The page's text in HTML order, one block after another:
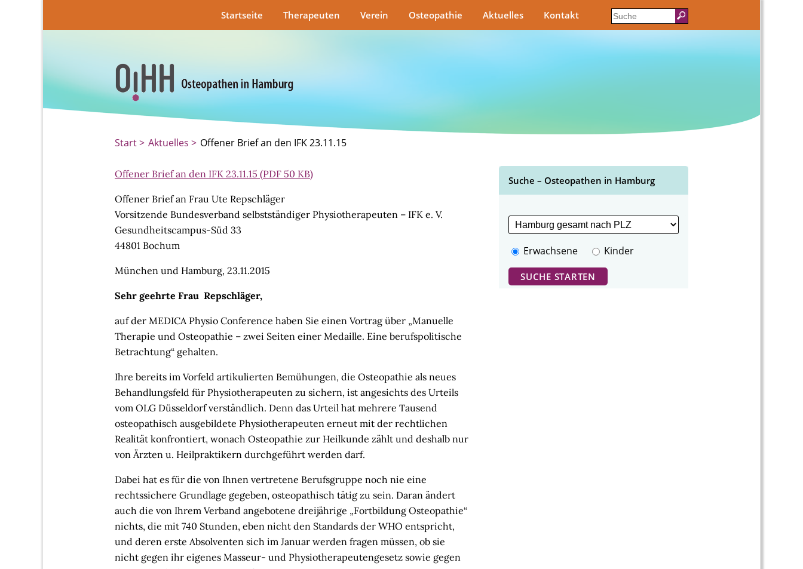
Startseite Therapeuten Verein Osteopathie Aktuelles Kontakt
Start Aktuelles Offener Brief an den IFK 23.11.15
Offener Brief an den IFK 23.11.15 (PDF 50 KB)
Offener Brief an Frau Ute Repschläger
Vorsitzende Bundesverband selbstständiger Physiotherapeuten – IFK e. V.
Gesundheitscampus-Süd 33
44801 Bochum
München und Hamburg, 23.11.2015
Sehr geehrte Frau Repschläger,
auf der MEDICA Physio Conference haben Sie einen Vortrag über „Manuelle
Therapie und Osteopathie – zwei Seiten einer Medaille. Eine berufspolitische
Betrachtung“ gehalten.
Ihre bereits im Vorfeld artikulierten Bemühungen, die Osteopathie als neues
Behandlungsfeld für Physiotherapeuten zu sichern, ist angesichts des Urteils
vom OLG Düsseldorf verständlich. Denn das Urteil hat mehrere Tausend
osteopathisch ausgebildete Physiotherapeuten erneut mit der rechtlichen
Realität konfrontiert, wonach Osteopathie zur Heilkunde zählt und deshalb nur
von Ärzten u. Heilpraktikern durchgeführt werden darf.
Dabei hat es für die von Ihnen vertretene Berufsgruppe noch nie eine
rechtssichere Grundlage gegeben, osteopathisch tätig zu sein. Daran ändert
auch die von Ihrem Verband angebotene dreijährige „Fortbildung Osteopathie“
nichts, die mit 740 Stunden, eben nicht den Standards der WHO entspricht,
und deren erste Absolventen sich im Januar werden fragen müssen, ob sie
nicht gegen ihr eigenes Masseur- und Physiotherapeutengesetz sowie gegen
Suche – Osteopathen in Hamburg
Erwachsene Kinder